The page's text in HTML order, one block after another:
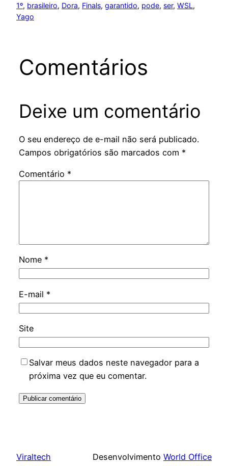
1º, brasileiro, Dora, Finals, garantido, pode, ser, WSL
Yago
Comentários
Deixe um comentário
O seu endereço de e-mail não será publicado.
Campos obrigatórios são marcados com *
Comentário *
Nome *
E-mail *
Site
Salvar meus dados neste navegador para a
próxima vez que eu comentar.
Viraltech Desenvolvimento World Office